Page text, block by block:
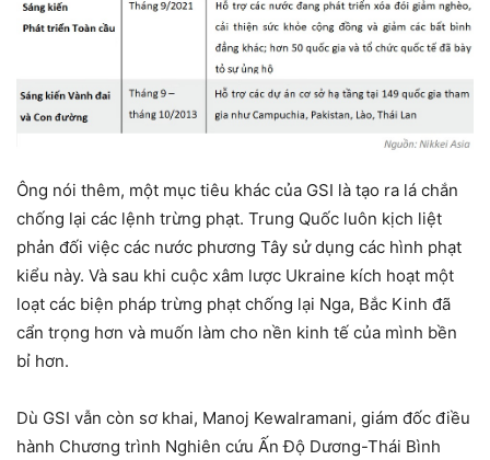
Ông nói thêm, một mục tiêu khác của GSI là tạo ra lá chắn
chống lại các lệnh trừng phạt. Trung Quốc luôn kịch liệt
phản đối việc các nước phương Tây sử dụng các hình phạt
kiểu này. Và sau khi cuộc xâm lược Ukraine kích hoạt một
loạt các biện pháp trừng phạt chống lại Nga, Bắc Kinh đã
cẩn trọng hơn và muốn làm cho nền kinh tế của mình bền
bỉ hơn.
Dù GSI vẫn còn sơ khai, Manoj Kewalramani, giám đốc điều
hành Chương trình Nghiên cứu Ấn Độ Dương-Thái Bình